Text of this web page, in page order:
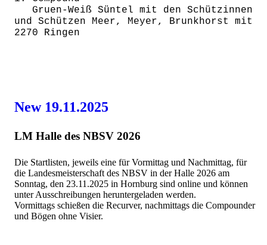
Gruen-Weiß Süntel mit den Schützinnen
und Schützen Meer, Meyer, Brunkhorst mit
2270 Ringen
New 19.11.2025
LM Halle des NBSV 2026
Die Startlisten, jeweils eine für Vormittag und Nachmittag, für
die Landesmeisterschaft des NBSV in der Halle 2026 am
Sonntag, den 23.11.2025 in Hornburg sind online und können
unter Ausschreibungen heruntergeladen werden.
Vormittags schießen die Recurver, nachmittags die Compounder
und Bögen ohne Visier.